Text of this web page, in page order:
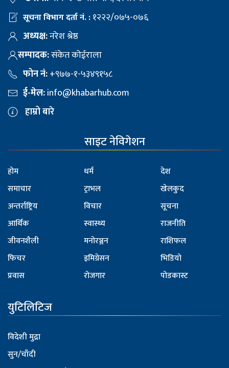
सूचना विभाग दर्ता नं. :१२२२/०७५-०७६
अध्यक्ष:नरेश श्रेष्ठ
सम्पादक:संकेत कोईराला
फोन नं:+९७७-१-५३४९१५८
ई-मेल:info@khabarhub.com
हाम्रो बारे
साइट नेविगेशन
होम
समाचार
अन्तर्राष्ट्रिय
आर्थिक
जीवनशैली
फिचर
प्रवास
धर्म
ट्राभल
विचार
स्वास्थ्य
मनोरञ्जन
इमिग्रेसन
रोजगार
देश
खेलकुद
सूचना
राजनीति
राशिफल
भिडियो
पोडकास्ट
युटिलिटिज
विदेशी मुद्रा
सुन/चाँदी